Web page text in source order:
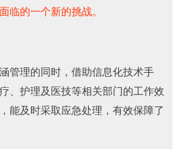
临的一个新的挑战。
理的同时，借助信息化技术手
、护理及医技等相关部门的工作效
能及时采取应急处理，有效保障了